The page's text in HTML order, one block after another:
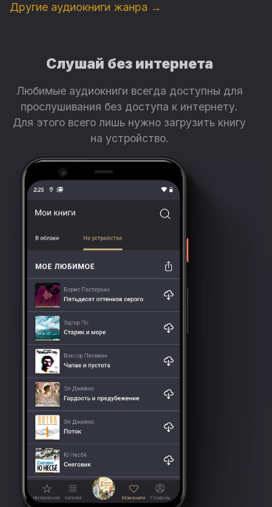
Другие аудиокниги жанра →
Слушай без интернета
Любимые аудиокниги всегда доступны для
прослушивания без доступа к интернету.
Для этого всего лишь нужно загрузить книгу
на устройство.